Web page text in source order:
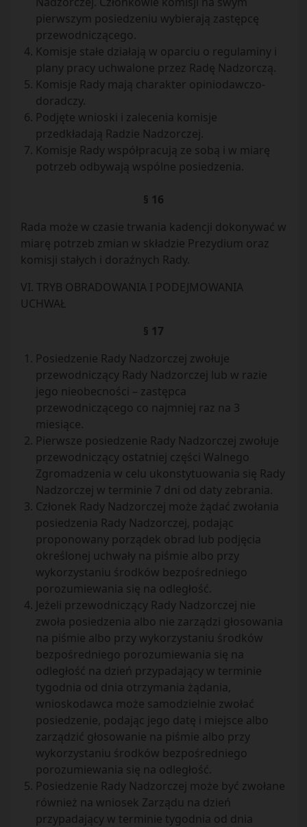
pierwszym posiedzeniu wybierają zastępcę
przewodniczącego.
Komisje stałe działają w oparciu o regulaminy i
plany pracy uchwalone przez Radę Nadzorczą.
Komisje Rady mają charakter opiniodawczo-
doradczy.
Podjęte wnioski i zalecenia komisje
przedkładają Radzie Nadzorczej.
Komisje Rady współpracują ze sobą i w miarę
potrzeb odbywają wspólne posiedzenia.
§ 16
Rada może w czasie trwania kadencji dokonywać w
miarę potrzeb zmian w składzie Prezydium oraz
komisji stałych i doraźnych Rady.
VI. TRYB OBRADOWANIA I PODEJMOWANIA
UCHWAŁ
§ 17
Posiedzenie Rady Nadzorczej zwołuje
przewodniczący Rady Nadzorczej lub w razie
jego nieobecności – zastępca
przewodniczącego co najmniej raz na 3
miesiące.
Pierwsze posiedzenie Rady Nadzorczej zwołuje
przewodniczący ostatniej części Walnego
Zgromadzenia w celu ukonstytuowania się Rady
Nadzorczej w terminie 7 dni od daty zebrania.
Członek Rady Nadzorczej może żądać zwołania
posiedzenia Rady Nadzorczej, podając
proponowany porządek obrad lub podjęcia
określonej uchwały na piśmie albo przy
wykorzystaniu środków bezpośredniego
porozumiewania się na odległość.
Jeżeli przewodniczący Rady Nadzorczej nie
zwoła posiedzenia albo nie zarządzi głosowania
na piśmie albo przy wykorzystaniu środków
bezpośredniego porozumiewania się na
odległość na dzień przypadający w terminie
tygodnia od dnia otrzymania żądania,
wnioskodawca może samodzielnie zwołać
posiedzenie, podając jego datę i miejsce albo
zarządzić głosowanie na piśmie albo przy
wykorzystaniu środków bezpośredniego
porozumiewania się na odległość.
Posiedzenie Rady Nadzorczej może być zwołane
również na wniosek Zarządu na dzień
przypadający w terminie tygodnia od dnia